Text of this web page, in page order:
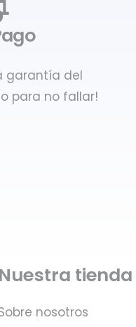
garantía del
para no fallar!
Nuestra tienda
nosotros